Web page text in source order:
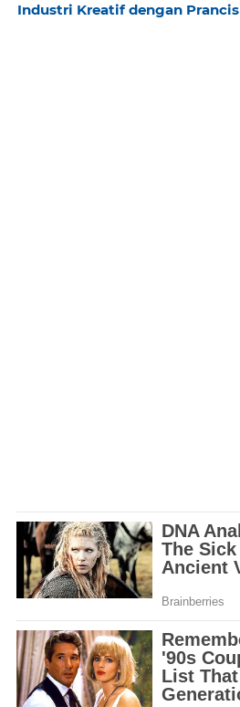
Industri Kreatif dengan Prancis